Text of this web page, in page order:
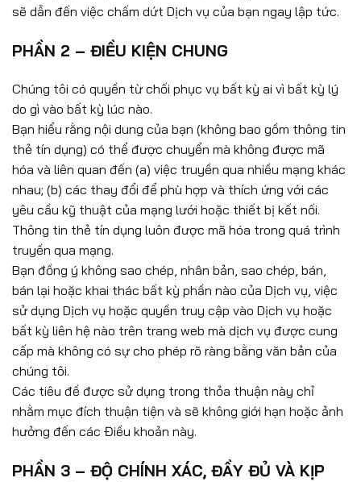
sẽ dẫn đến việc chấm dứt Dịch vụ của bạn ngay lập tức.
PHẦN 2 – ĐIỀU KIỆN CHUNG
Chúng tôi có quyền từ chối phục vụ bất kỳ ai vì bất kỳ lý
do gì vào bất kỳ lúc nào.
Bạn hiểu rằng nội dung của bạn (không bao gồm thông tin
thẻ tín dụng) có thể được chuyển mà không được mã
hóa và liên quan đến (a) việc truyền qua nhiều mạng khác
nhau; (b) các thay đổi để phù hợp và thích ứng với các
yêu cầu kỹ thuật của mạng lưới hoặc thiết bị kết nối.
Thông tin thẻ tín dụng luôn được mã hóa trong quá trình
truyền qua mạng.
Bạn đồng ý không sao chép, nhân bản, sao chép, bán,
bán lại hoặc khai thác bất kỳ phần nào của Dịch vụ, việc
sử dụng Dịch vụ hoặc quyền truy cập vào Dịch vụ hoặc
bất kỳ liên hệ nào trên trang web mà dịch vụ được cung
cấp mà không có sự cho phép rõ ràng bằng văn bản của
chúng tôi.
Các tiêu đề được sử dụng trong thỏa thuận này chỉ
nhằm mục đích thuận tiện và sẽ không giới hạn hoặc ảnh
hưởng đến các Điều khoản này.
PHẦN 3 – ĐỘ CHÍNH XÁC, ĐẦY ĐỦ VÀ KỊP